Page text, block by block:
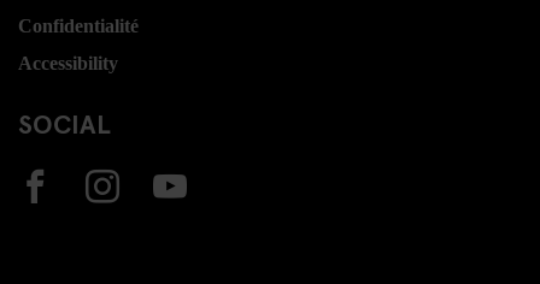
Confidentialité
Accessibility
SOCIAL